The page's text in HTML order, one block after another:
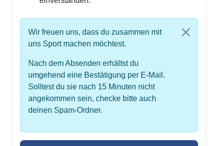
Wir freuen uns, dass du zusammen mit
uns Sport machen möchtest.
Nach dem Absenden erhältst du
umgehend eine Bestätigung per E-Mail.
Solltest du sie nach 15 Minuten nicht
angekommen sein, checke bitte auch
deinen Spam-Ordner.